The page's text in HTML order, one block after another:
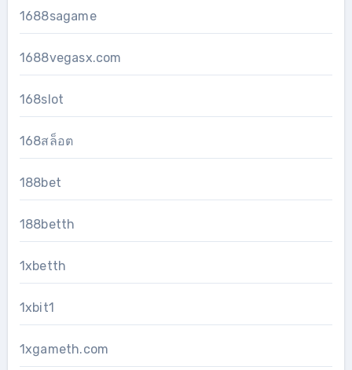
1688sagame
1688vegasx.com
168slot
168สล็อต
188bet
188betth
1xbetth
1xbit1
1xgameth.com